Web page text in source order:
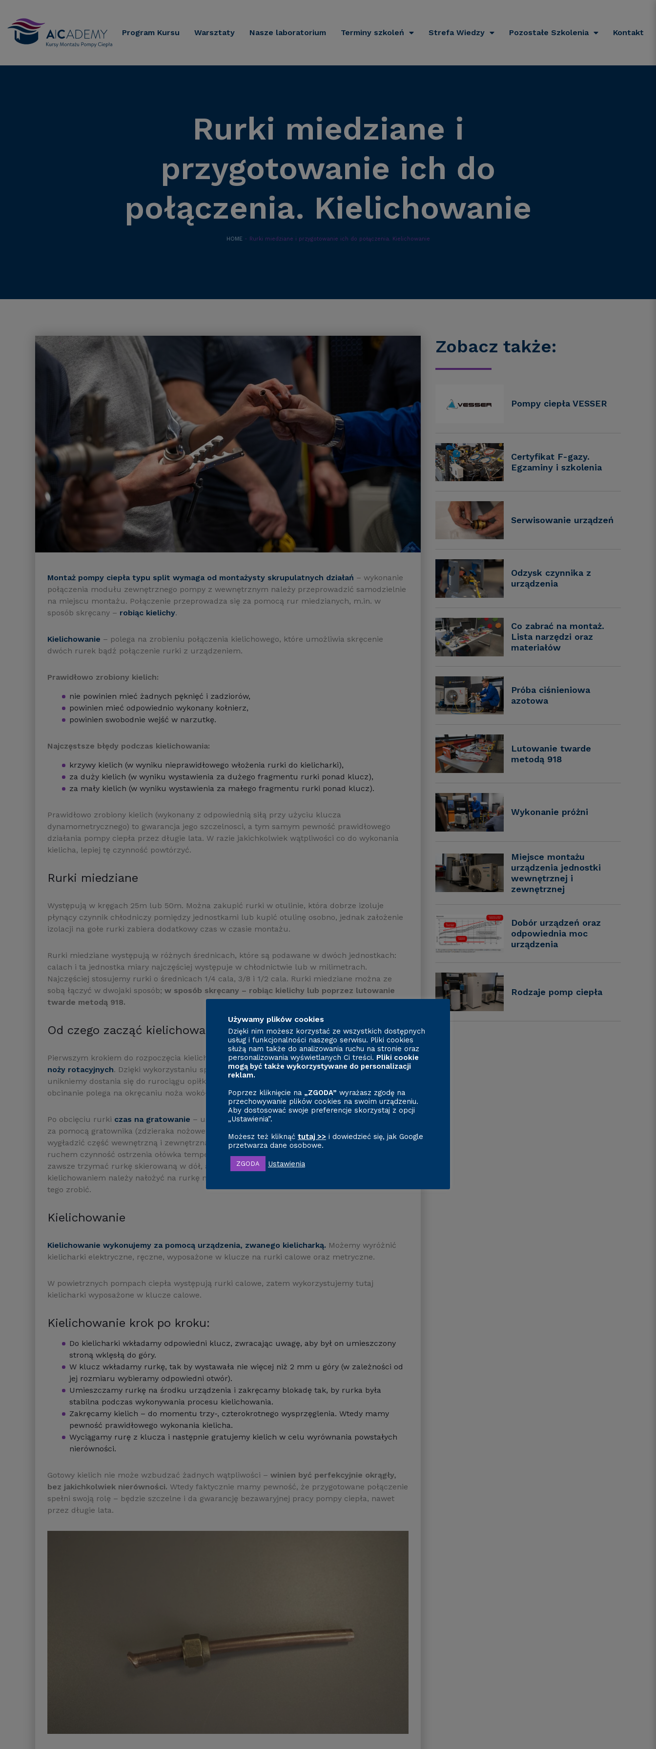
Program Kursu Warsztaty Nasze laboratorium Terminy szkoleń Strefa Wiedzy Pozostałe Szkolenia Kontakt
Rurki miedziane i
przygotowanie ich do
połączenia. Kielichowanie
HOME- Rurki miedziane i przygotowanie ich do połączenia. Kielichowanie
Montaż pompy ciepła typu split wymaga od montażysty skrupulatnych działań – wykonanie
połączenia modułu zewnętrznego pompy z wewnętrznym należy przeprowadzić samodzielnie
na miejscu montażu. Połączenie przeprowadza się za pomocą rur miedzianych, m.in. w
sposób skręcany – robiąc kielichy.
Kielichowanie – polega na zrobieniu połączenia kielichowego, które umożliwia skręcenie
dwóch rurek bądź połączenie rurki z urządzeniem.
Prawidłowo zrobiony kielich:
nie powinien mieć żadnych pęknięć i zadziorów,
powinien mieć odpowiednio wykonany kołnierz,
powinien swobodnie wejść w narzutkę.
Najczęstsze błędy podczas kielichowania:
krzywy kielich (w wyniku nieprawidłowego włożenia rurki do kielicharki),
za duży kielich (w wyniku wystawienia za dużego fragmentu rurki ponad klucz),
za mały kielich (w wyniku wystawienia za małego fragmentu rurki ponad klucz).
Prawidłowo zrobiony kielich (wykonany z odpowiednią siłą przy użyciu klucza
dynamometrycznego) to gwarancja jego szczelnosci, a tym samym pewność prawidłowego
działania pompy ciepła przez długie lata. W razie jakichkolwiek wątpliwości co do wykonania
kielicha, lepiej tę czynność powtórzyć.
Rurki miedziane
Występują w kręgach 25m lub 50m. Można zakupić rurki w otulinie, która dobrze izoluje
płynący czynnik chłodniczy pomiędzy jednostkami lub kupić otulinę osobno, jednak założenie
izolacji na gołe rurki zabiera dodatkowy czas w czasie montażu.
Rurki miedziane występują w różnych średnicach, które są podawane w dwóch jednostkach:
calach i ta jednostka miary najczęściej występuje w chłodnictwie lub w milimetrach.
Najczęściej stosujemy rurki o średnicach 1/4 cala, 3/8 i 1/2 cala. Rurki miedziane można ze
sobą łączyć w dwojaki sposób; w sposób skręcany – robiąc kielichy lub poprzez lutowanie
twarde metodą 918.
Od czego zacząć kielichowanie?
Pierwszym krokiem do rozpoczęcia kielichowania jestobcięcie rurki za pomocą odpowiednich
noży rotacyjnych. Dzięki wykorzystaniu specjalnie przeznaczonych do tej czynności narzędzi,
unikniemy dostania się do rurociągu opiłków oraz zapobiegniemy zniekształceniu rurki. Samo
obcinanie polega na okręcaniu noża wokół rurki i stopniowym dokręcaniu pokrętła.
Po obcięciu rurki czas na gratowanie – usuwanie ostrych krawędzi. Gratowanie wykonujemy
za pomocą gratownika (zdzieraka nożowego lub frezowego), dzięki któremu możemy
wygładzić część wewnętrzną i zewnętrzną rurki. Czynność gratowania przypomina swoim
ruchem czynność ostrzenia ołówka temperówką. Należy pamiętać, aby w trakcie tego zadania
zawsze trzymać rurkę skierowaną w dół, aby opiłki nie dostały się do środka. Przed
kielichowaniem należy nałożyć na rurkę narzutkę, ponieważ później nie będziemy w stanie już
tego zrobić.
Kielichowanie
Kielichowanie wykonujemy za pomocą urządzenia, zwanego kielicharką. Możemy wyróżnić
kielicharki elektryczne, ręczne, wyposażone w klucze na rurki calowe oraz metryczne.
W powietrznych pompach ciepła występują rurki calowe, zatem wykorzystujemy tutaj
kielicharki wyposażone w klucze calowe.
Kielichowanie krok po kroku:
Do kielicharki wkładamy odpowiedni klucz, zwracając uwagę, aby był on umieszczony
stroną wklęsłą do góry.
W klucz wkładamy rurkę, tak by wystawała nie więcej niż 2 mm u góry (w zależności od
jej rozmiaru wybieramy odpowiedni otwór).
Umieszczamy rurkę na środku urządzenia i zakręcamy blokadę tak, by rurka była
stabilna podczas wykonywania procesu kielichowania.
Zakręcamy kielich – do momentu trzy-, czterokrotnego wysprzęglenia. Wtedy mamy
pewność prawidłowego wykonania kielicha.
Wyciągamy rurę z klucza i następnie gratujemy kielich w celu wyrównania powstałych
nierówności.
Gotowy kielich nie może wzbudzać żadnych wątpliwości – winien być perfekcyjnie okrągły,
bez jakichkolwiek nierówności. Wtedy faktycznie mamy pewność, że przygotowane połączenie
spełni swoją rolę – będzie szczelne i da gwarancję bezawaryjnej pracy pompy ciepła, nawet
przez długie lata.
Zobacz także:
Pompy ciepła VESSER
Certyfikat F-gazy.
Egzaminy i szkolenia
Serwisowanie urządzeń
Odzysk czynnika z
urządzenia
Co zabrać na montaż.
Lista narzędzi oraz
materiałów
Próba ciśnieniowa
azotowa
Lutowanie twarde
metodą 918
Wykonanie próżni
Miejsce montażu
urządzenia jednostki
wewnętrznej i
zewnętrznej
Dobór urządzeń oraz
odpowiednia moc
urządzenia
Rodzaje pomp ciepła
Używamy plików cookies
Dzięki nim możesz korzystać ze wszystkich dostępnych
usług i funkcjonalności naszego serwisu. Pliki cookies
służą nam także do analizowania ruchu na stronie oraz
personalizowania wyświetlanych Ci treści. Pliki cookie
mogą być także wykorzystywane do personalizacji
reklam.
Poprzez kliknięcie na „ZGODA” wyrażasz zgodę na
przechowywanie plików cookies na swoim urządzeniu.
Aby dostosować swoje preferencje skorzystaj z opcji
„Ustawienia”.
Możesz też kliknąć tutaj >> i dowiedzieć się, jak Google
przetwarza dane osobowe.
ZGODA Ustawienia